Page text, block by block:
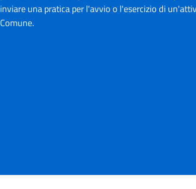
inviare una pratica per l'avvio o l'esercizio di
Comune.